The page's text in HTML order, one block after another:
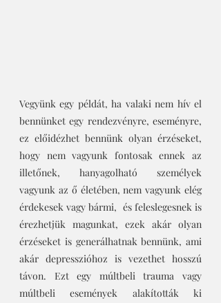
Vegyünk egy példát, ha valaki nem hív el
bennünket egy rendezvényre, eseményre,
ez előidézhet bennünk olyan érzéseket,
hogy nem vagyunk fontosak ennek az
illetőnek, hanyagolható személyek
vagyunk az ő életében, nem vagyunk elég
érdekesek vagy bármi,  és feleslegesnek is
érezhetjük magunkat, ezek akár olyan
érzéseket is generálhatnak bennünk, ami
akár depresszióhoz is vezethet hosszú
távon. Ezt egy múltbeli trauma vagy
múltbeli események alakították ki